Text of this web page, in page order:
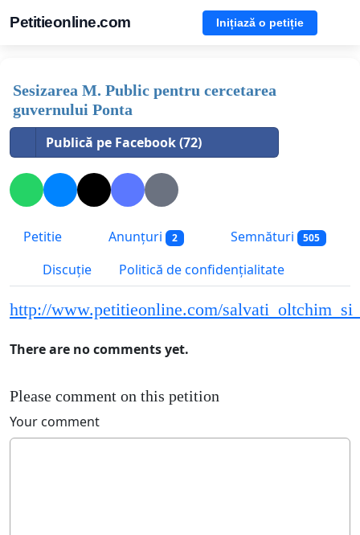
Petitieonline.com Inițiază o petiție
Sesizarea M. Public pentru cercetarea
guvernului Ponta
Publică pe Facebook (72)
Petitie Anunțuri 2 Semnături 505
Discuție Politică de confidențialitate
http://www.petitieonline.com/
There are no comments yet.
Please comment on this petition
Your comment